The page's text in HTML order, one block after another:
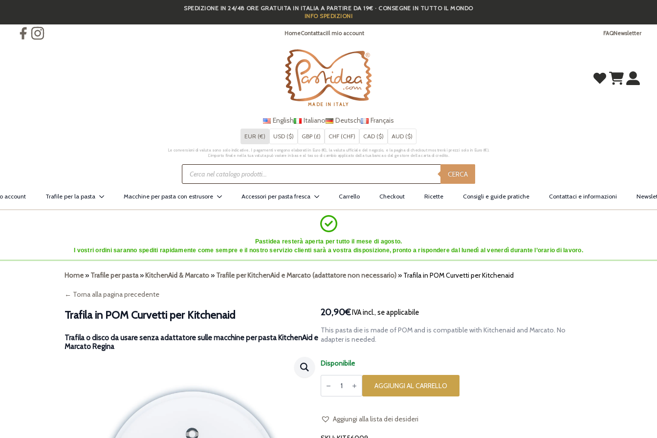
content
SPEDIZIONE IN 24/48 ORE GRATUITA IN ITALIA A PARTIRE DA 19€ · CONSEGNE IN TUTTO IL MONDO
INFO SPEDIZIONI
HomeContattaciIl mio account FAQNewsletter
MADE IN ITALY
English Italiano Deutsch Français
EUR (€) USD ($) GBP (£) CHF (CHF) CAD ($) AUD ($)
Le conversioni di valuta sono solo indicative. I pagamenti vengono elaborati in Euro (€), la valuta ufficiale del negozio, e la pagina di checkout mostrerà i prezzi solo in Euro (€).
L’importo finale nella tua valuta può variare in base al tasso di cambio applicato dalla tua banca o dal gestore della carta di credito.
Ricerca
prodotti CERCA
account Trafile per la pasta Macchine per pasta con estrusore Accessori per pasta fresca Carrello Checkout Ricette Consigli e guide pratiche Contattaci e informazioni
Pastidea resterà aperta per tutto il mese di agosto.
I vostri ordini saranno spediti rapidamente come sempre e il nostro servizio clienti sarà a vostra disposizione, pronto a rispondere dal lunedì al venerdì durante l’orario di lavoro.
Home» Trafile per pasta»KitchenAid & Marcato» Trafile per KitchenAid e Marcato (adattatore non necessario)» Trafila in POM Curvetti per Kitchenaid
← Torna alla pagina precedente
Trafila in POM Curvetti per Kitchenaid
Trafila o disco da usare senza adattatore sulle macchine per pasta KitchenAid e
Marcato Regina
20,90€IVA incl., se applicabile
This pasta die is made of POM and is compatible with Kitchenaid and Marcato. No
adapter is needed.
Disponibile
Trafila
Curvetti
quantità
AGGIUNGI AL CARRELLO
Aggiungi alla lista dei desideri